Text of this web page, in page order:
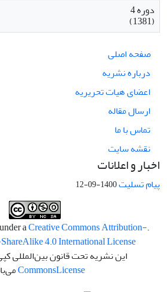
دوره 4
(1381)
صفحه اصلی
درباره نشریه
اعضای هیات تحریریه
ارسال مقاله
تماس با ما
نقشه سایت
اخبار و اعلانات
پیام تسلیت1400-09-12
.This work is licensed under a
Creative Commons Attribution-
4.0 International License
این نشریه تحت قانون بین‌المللی
CommonsLicense